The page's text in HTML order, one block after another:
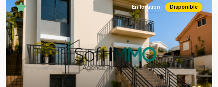
En location Disponible